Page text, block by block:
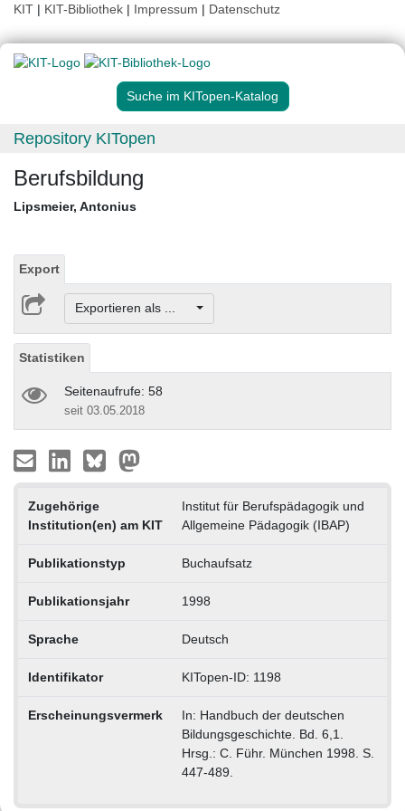
KIT | KIT-Bibliothek | Impressum | Datenschutz
Suche im KITopen-Katalog
Repository KITopen
Berufsbildung
Lipsmeier, Antonius
Export
Exportieren als ...
Statistiken
Seitenaufrufe: 58
seit 03.05.2018
Zugehörige
Institution(en) am KIT
Institut für Berufspädagogik und
Allgemeine Pädagogik (IBAP)
Publikationstyp Buchaufsatz
Publikationsjahr 1998
Sprache Deutsch
Identifikator KITopen-ID: 1198
Erscheinungsvermerk
In: Handbuch der deutschen
Bildungsgeschichte. Bd. 6,1.
Hrsg.: C. Führ. München 1998. S.
447-489.